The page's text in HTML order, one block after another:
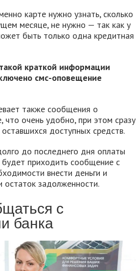
карте нужно узнать, сколько
месяце, не нужно — так как у
быть только одна кредитная
краткой информации
смс-оповещение
также сообщения о
что очень удобно, при этом сразу
доступных средств.
до последнего дня оплаты
приходить сообщение с
внести деньги и
остаток задолженности.
с
банка